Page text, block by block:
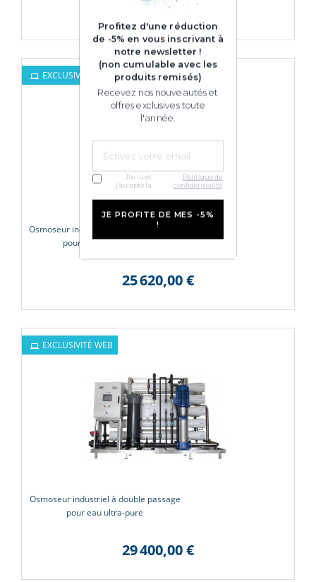
23 164,80 €
Osmoseur industriel 1 140 à 14 400 l/h
pour eau à 6000 PPM
25 620,00 €
EXCLUSIVITÉ WEB
Osmoseur industriel à double passage
pour eau ultra-pure
29 400,00 €
EXCLUSIVITÉ WEB
Profitez d'une réduction
de -5% en vous inscrivant à
notre newsletter !
(non cumulable avec les
produits remisés)
Recevez nos nouveautés et
offres exclusives toute
l'année.
J'ai lu et
j'accepte la
Politique de
confidentialité
JE PROFITE DE MES -5%
!